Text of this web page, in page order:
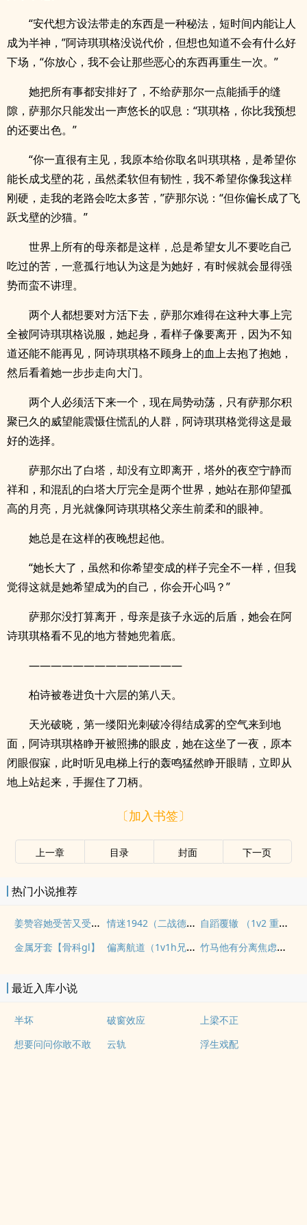
“安代想方设法带走的东西是一种秘法，短时间内能让人
成为半神，”阿诗琪琪格没说代价，但想也知道不会有什么好
下场，“你放心，我不会让那些恶心的东西再重生一次。”
她把所有事都安排好了，不给萨那尔一点能插手的缝
隙，萨那尔只能发出一声悠长的叹息：“琪琪格，你比我预想
的还要出色。”
“你一直很有主见，我原本给你取名叫琪琪格，是希望你
能长成戈壁的花，虽然柔软但有韧性，我不希望你像我这样
刚硬，走我的老路会吃太多苦，”萨那尔说：“但你偏长成了飞
跃戈壁的沙猫。”
世界上所有的母亲都是这样，总是希望女儿不要吃自己
吃过的苦，一意孤行地认为这是为她好，有时候就会显得强
势而蛮不讲理。
两个人都想要对方活下去，萨那尔难得在这种大事上完
全被阿诗琪琪格说服，她起身，看样子像要离开，因为不知
道还能不能再见，阿诗琪琪格不顾身上的血上去抱了抱她，
然后看着她一步步走向大门。
两个人必须活下来一个，现在局势动荡，只有萨那尔积
聚已久的威望能震慑住慌乱的人群，阿诗琪琪格觉得这是最
好的选择。
萨那尔出了白塔，却没有立即离开，塔外的夜空宁静而
祥和，和混乱的白塔大厅完全是两个世界，她站在那仰望孤
高的月亮，月光就像阿诗琪琪格父亲生前柔和的眼神。
她总是在这样的夜晚想起他。
“她长大了，虽然和你希望变成的样子完全不一样，但我
觉得这就是她希望成为的自己，你会开心吗？”
萨那尔没打算离开，母亲是孩子永远的后盾，她会在阿
诗琪琪格看不见的地方替她兜着底。
——————————————
柏诗被卷进负十六层的第八天。
天光破晓，第一缕阳光刺破冷得结成雾的空气来到地
面，阿诗琪琪格睁开被照拂的眼皮，她在这坐了一夜，原本
闭眼假寐，此时听见电梯上行的轰鸣猛然睁开眼睛，立即从
地上站起来，手握住了刀柄。
〔加入书签〕
上一章 目录 封面 下一页
热门小说推荐
姜赞容她受苦又受难（NPH） 情迷1942（二战德国） 自蹈覆辙 （1v2 重生）
金属牙套【骨科gl】 偏离航道（1v1h兄妹骨科bg） 竹马他有分离焦虑（1v1）
最近入库小说
半坏 破窗效应
上梁不正
想要问问你敢不敢
云轨 浮生戏配